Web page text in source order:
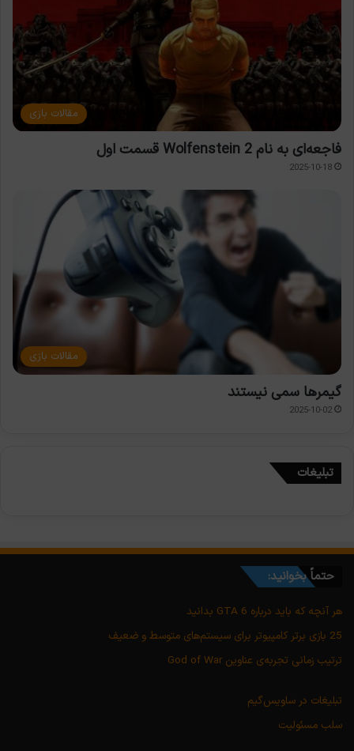
مقالات بازی
فاجعه‌ای به نام Wolfenstein 2 قسمت اول
2025-10-18
مقالات بازی
گیمرها سمی نیستند
2025-10-02
تبلیغات
حتماً بخوانید:
هر آنچه که باید درباره GTA 6 بدانید
25 بازی برتر کامپیوتر برای سیستم‌های متوسط و ضعیف
ترتیب زمانی تجربه‌ی عناوین God of War
تبلیغات در ساویس‌گیم
سلب مسئولیت